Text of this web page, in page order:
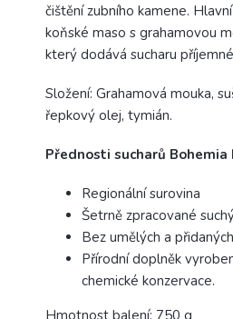
čištění zubního kamene.
koňské maso s grahamovou
který dodává sucharu
Složení: Grahamová mouka,
řepkový olej, tymián.
Přednosti sucharů Bohemia
Regionální surovina
Šetrně zpracované
Bez umělých a
Přírodní doplněk
chemické konzervace.
Hmotnost balení: 750 g